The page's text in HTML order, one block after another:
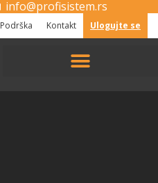
info@profisistem.rs
Podrška Kontakt Ulogujte se